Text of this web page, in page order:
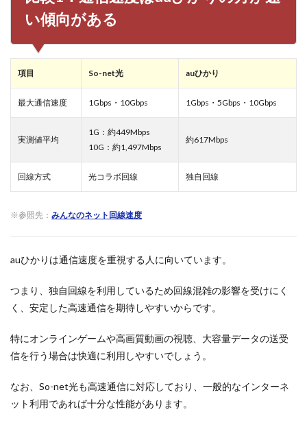
異な
る
4
比較
3：
提供
エリ
アは
net
光の
広い
5
4：
は
光の
方が
めや
すい
比較
5：
い傾向がある
項目 So-net光 auひかり
最大通信速度 1Gbps・10Gbps 1Gbps・5Gbps・10Gbps
実測値平均
1G：約449Mbps
10G：約1,497Mbps
約617Mbps
回線方式 光コラボ回線 独自回線
※参照先： みんなのネット回線速度
auひかりは通信速度を重視する人に向いています。
つまり、独自回線を利用しているため回線混雑の影響を受けにく
く、安定した高速通信を期待しやすいからです。
特にオンラインゲームや高画質動画の視聴、大容量データの送受
信を行う場合は快適に利用しやすいでしょう。
なお、So-net光も高速通信に対応しており、一般的なインターネ
ット利用であれば十分な性能があります。